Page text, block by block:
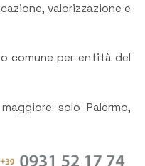
valorizzazione e
comune per entità del
solo Palermo,